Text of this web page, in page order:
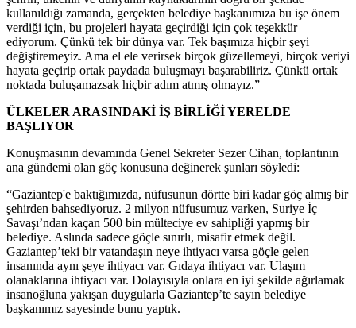
kullanıldığı zamanda, gerçekten belediye başkanımıza bu işe önem
verdiği için, bu projeleri hayata geçirdiği için çok teşekkür
ediyorum. Çünkü tek bir dünya var. Tek başımıza hiçbir şeyi
değiştiremeyiz. Ama el ele verirsek birçok güzellemeyi, birçok veriyi
hayata geçirip ortak paydada buluşmayı başarabiliriz. Çünkü ortak
noktada buluşamazsak hiçbir adım atmış olmayız.”
ÜLKELER ARASINDAKİ İŞ BİRLİĞİ YERELDE
BAŞLIYOR
Konuşmasının devamında Genel Sekreter Sezer Cihan, toplantının
ana gündemi olan göç konusuna değinerek şunları söyledi:
“Gaziantep'e baktığımızda, nüfusunun dörtte biri kadar göç almış bir
şehirden bahsediyoruz. 2 milyon nüfusumuz varken, Suriye İç
Savaşı’ndan kaçan 500 bin mülteciye ev sahipliği yapmış bir
belediye. Aslında sadece göçle sınırlı, misafir etmek değil.
Gaziantep’teki bir vatandaşın neye ihtiyacı varsa göçle gelen
insanında aynı şeye ihtiyacı var. Gıdaya ihtiyacı var. Ulaşım
olanaklarına ihtiyacı var. Dolayısıyla onlara en iyi şekilde ağırlamak
insanoğluna yakışan duygularla Gaziantep’te sayın belediye
başkanımız sayesinde bunu yaptık.